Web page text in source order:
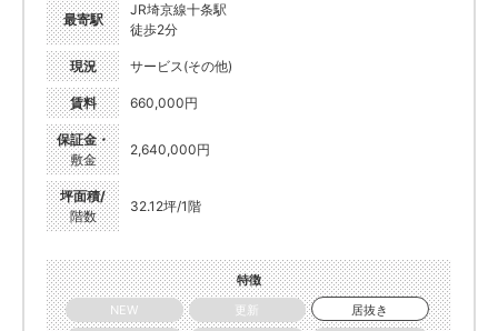
最寄駅
JR埼京線十条駅
徒歩2分
現況 サービス(その他)
賃料 660,000円
保証金・
敷金
2,640,000円
坪面積/
階数
32.12坪/1階
特徴
NEW
更新
居抜き